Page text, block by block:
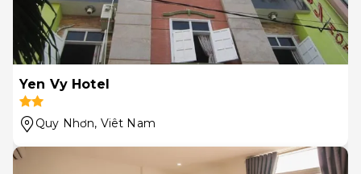
Yen Vy Hotel
Quy Nhơn, Viêt Nam